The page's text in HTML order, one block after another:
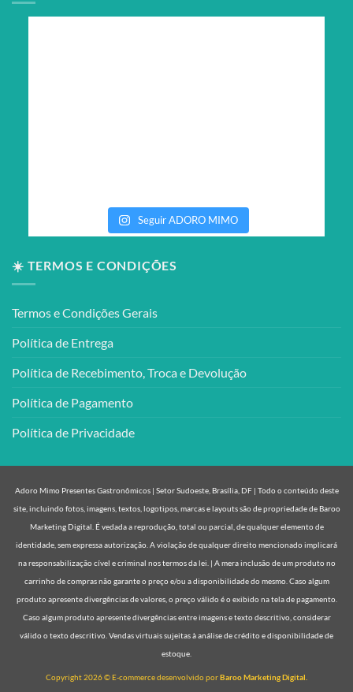
Seguir ADORO MIMO
☀️ TERMOS E CONDIÇÕES
Termos e Condições Gerais
Política de Entrega
Política de Recebimento, Troca e Devolução
Política de Pagamento
Política de Privacidade
Adoro Mimo Presentes Gastronômicos | Setor Sudoeste, Brasília, DF | Todo o conteúdo deste
site, incluindo fotos, imagens, textos, logotipos, marcas e layouts são de propriedade de Baroo
Marketing Digital. É vedada a reprodução, total ou parcial, de qualquer elemento de
identidade, sem expressa autorização. A violação de qualquer direito mencionado implicará
na responsabilização cível e criminal nos termos da lei. | A mera inclusão de um produto no
carrinho de compras não garante o preço e/ou a disponibilidade do mesmo. Caso algum
produto apresente divergências de valores, o preço válido é o exibido na tela de pagamento.
Caso algum produto apresente divergências entre imagens e texto descritivo, considerar
válido o texto descritivo. Vendas virtuais sujeitas à análise de crédito e disponibilidade de
estoque.
Copyright 2026 © E-commerce desenvolvido porBaroo Marketing Digital.